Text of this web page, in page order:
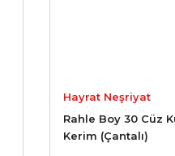
Hayrat Neşriyat
Rahle Boy 30 Cüz
Kerim (Çantalı)